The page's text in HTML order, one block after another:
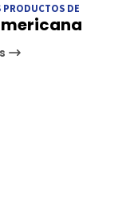
PRODUCTOS DE